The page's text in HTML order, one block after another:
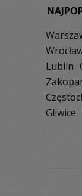
Lublin
Gliwice